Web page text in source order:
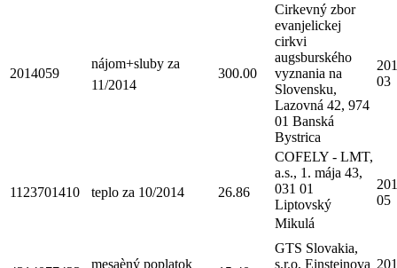
2014059
nájom+sluby za
11/2014
300.00
Cirkevný zbor
evanjelickej
cirkvi
augsburského
vyznania na
Slovensku,
Lazovná 42, 974
01 Banská
Bystrica
03
1123701410 teplo za 10/2014 26.86
COFELY - LMT,
a.s., 1. mája 43,
031 01
Liptovský
Mikulá
05
mesaèný poplatok
GTS Slovakia,
s.r.o, Einsteinova